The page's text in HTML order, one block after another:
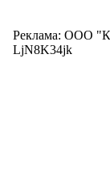
Реклама: ООО
LjN8K34jk